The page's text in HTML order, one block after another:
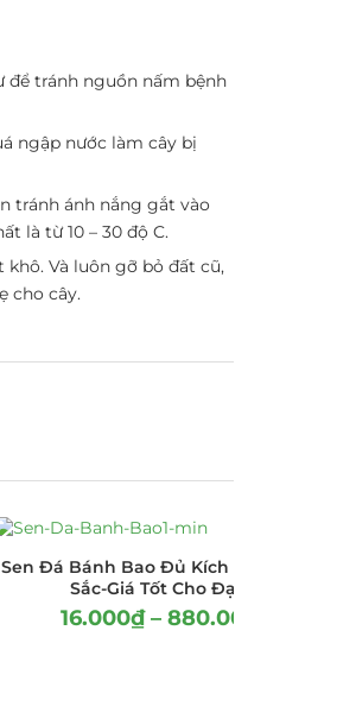
để tránh nguồn nấm bệnh
ngập nước làm cây bị
tránh ánh nắng gắt vào
là từ 10 – 30 độ C.
Và luôn gỡ bỏ đất cũ,
cho cây.
Sen Đá Bánh Bao Đủ Kích Thước, Màu
Sắc-Giá Tốt Cho Đại Lý
16.000₫ – 880.000